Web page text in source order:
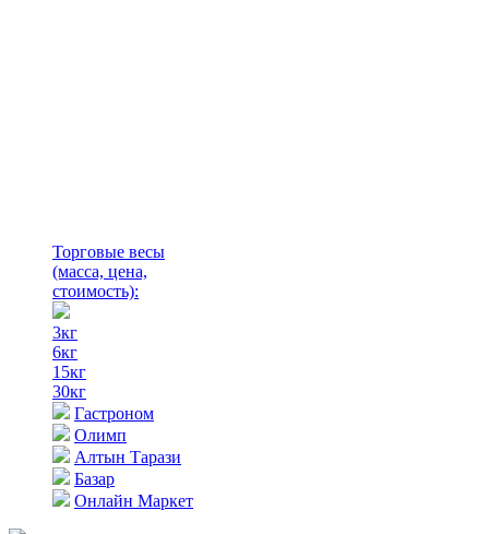
Торговые весы
(масса, цена,
стоимость):
3кг
6кг
15кг
30кг
Гастроном
Олимп
Алтын Тарази
Базар
Онлайн Маркет